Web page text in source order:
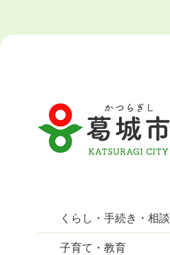
くらし・手続き・相談
子育て・教育